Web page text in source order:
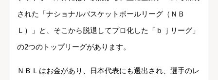
された「ナショナルバスケットボールリーグ（ＮＢ
Ｌ）」と、そこから脱退してプロ化した「ｂｊリーグ」
の2つのトップリーグがあります。
ＮＢＬはお金があり、日本代表にも選出され、選手のレ